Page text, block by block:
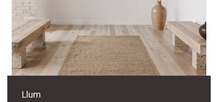
Llum